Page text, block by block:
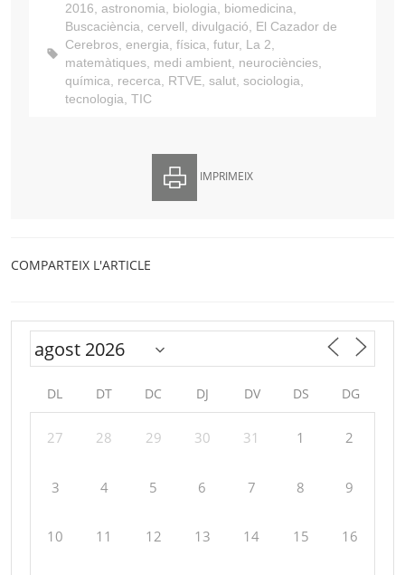
2016, astronomia, biologia, biomedicina,
Buscaciència, cervell, divulgació, El Cazador de
Cerebros, energia, física, futur, La 2,
matemàtiques, medi ambient, neurociències,
química, recerca, RTVE, salut, sociologia,
tecnologia, TIC
IMPRIMEIX
COMPARTEIX L'ARTICLE
DL DT DC DJ DV DS DG
27 28 29 30 31 1 2
3 4 5 6 7 8 9
10 11 12 13 14 15 16